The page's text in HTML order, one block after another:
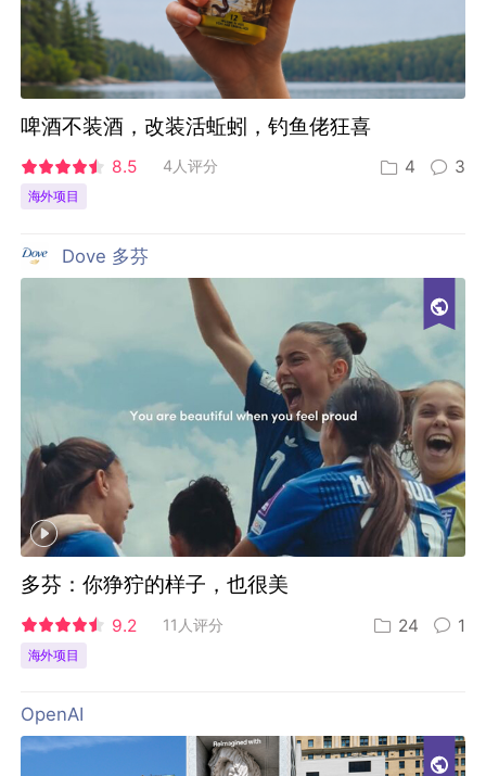
啤酒不装酒，改装活蚯蚓，钓鱼佬狂喜
8.5 4人评分 4 3
海外项目
Dove 多芬
多芬：你狰狞的样子，也很美
9.2 11人评分 24 1
海外项目
OpenAI